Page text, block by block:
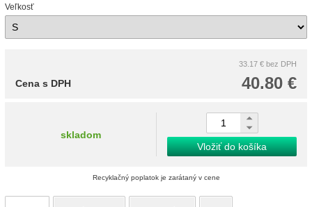
Veľkosť
33.17 € bez DPH
40.80 €
Cena s DPH
skladom
Vložiť do košíka
Recyklačný poplatok je zarátaný v cene